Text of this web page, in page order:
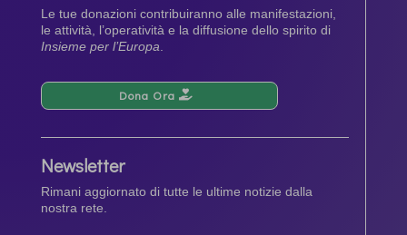
Le tue donazioni contribuiranno alle manifestazioni,
le attività, l’operatività e la diffusione dello spirito di
Insieme per l’Europa
Dona Ora
Newsletter
Rimani aggiornato di tutte le ultime notizie dalla
nostra rete.